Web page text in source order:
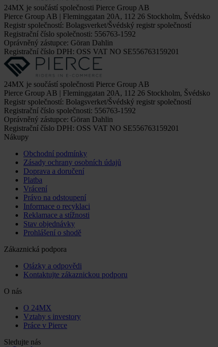
24MX je součástí společnosti Pierce Group AB
Pierce Group AB | Fleminggatan 20A, 112 26 Stockholm, Švédsko
Registr společností: Bolagsverket/Švédský registr společností
Registrační číslo společnosti: 556763-1592
Oprávněný zástupce: Göran Dahlin
Registrační číslo DPH: OSS VAT NO SE556763159201
24MX je součástí společnosti Pierce Group AB
Pierce Group AB | Fleminggatan 20A, 112 26 Stockholm, Švédsko
Registr společností: Bolagsverket/Švédský registr společností
Registrační číslo společnosti: 556763-1592
Oprávněný zástupce: Göran Dahlin
Registrační číslo DPH: OSS VAT NO SE556763159201
Nákupy
Obchodní podmínky
Zásady ochrany osobních údajů
Doprava a doručení
Platba
Vrácení
Právo na odstoupení
Informace o recyklaci
Reklamace a stížnosti
Stav objednávky
Prohlášení o shodě
Zákaznická podpora
Otázky a odpovědi
Kontaktujte zákaznickou podporu
O nás
O 24MX
Vztahy s investory
Práce v Pierce
Sledujte nás